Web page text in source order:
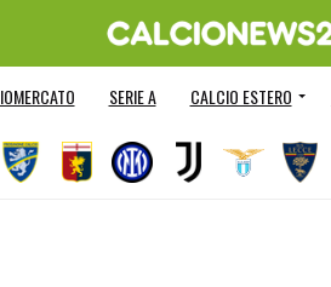
SERIE A CALCIO ESTERO